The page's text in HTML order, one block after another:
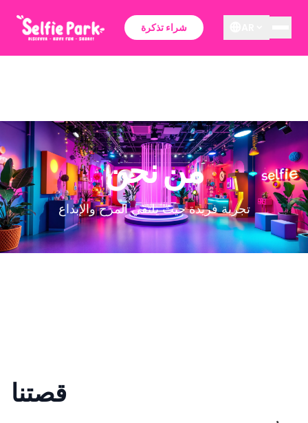
شراء تذكرة
من نحن
تجربة فريدة حيث يلتقي المرح والإبداع
قصتنا